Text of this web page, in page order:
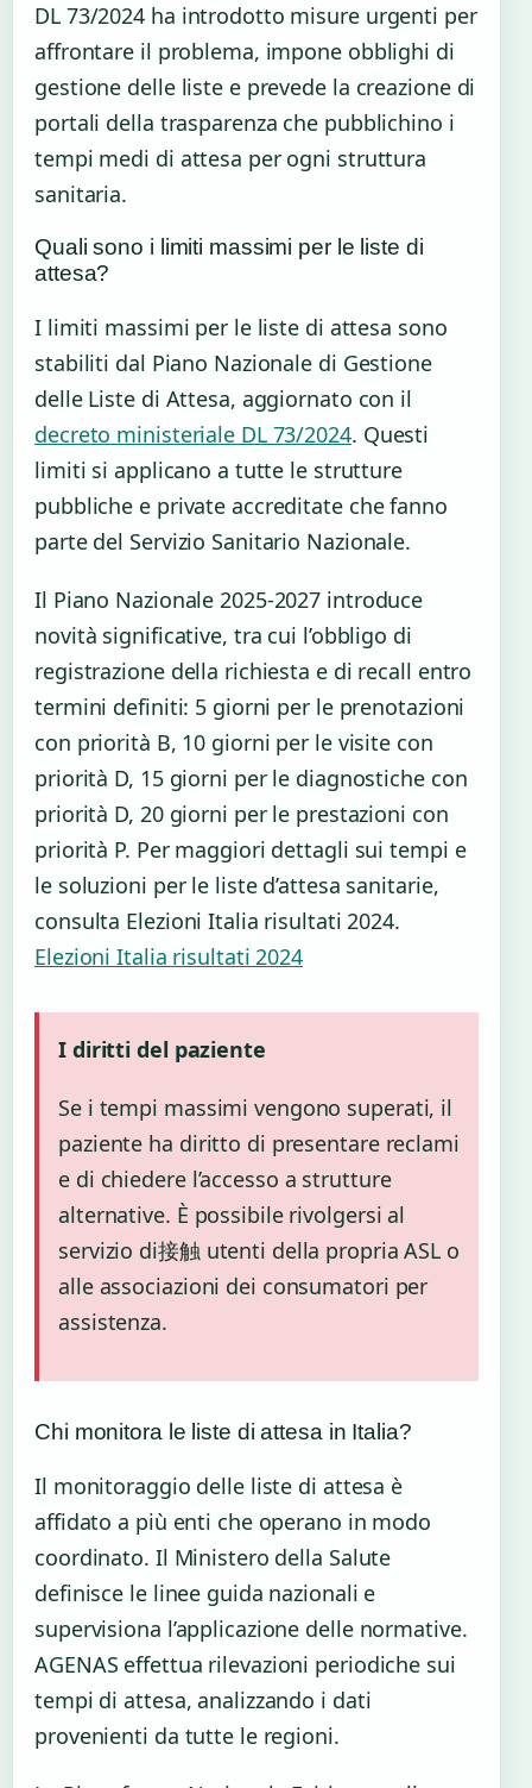
DL 73/2024 ha introdotto misure urgenti per
affrontare il problema, impone obblighi di
gestione delle liste e prevede la creazione di
portali della trasparenza che pubblichino i
tempi medi di attesa per ogni struttura
sanitaria.
Quali sono i limiti massimi per le liste di
attesa?
I limiti massimi per le liste di attesa sono
stabiliti dal Piano Nazionale di Gestione
delle Liste di Attesa, aggiornato con il
decreto ministeriale DL 73/2024. Questi
limiti si applicano a tutte le strutture
pubbliche e private accreditate che fanno
parte del Servizio Sanitario Nazionale.
Il Piano Nazionale 2025-2027 introduce
novità significative, tra cui l’obbligo di
registrazione della richiesta e di recall entro
termini definiti: 5 giorni per le prenotazioni
con priorità B, 10 giorni per le visite con
priorità D, 15 giorni per le diagnostiche con
priorità D, 20 giorni per le prestazioni con
priorità P. Per maggiori dettagli sui tempi e
le soluzioni per le liste d’attesa sanitarie,
consulta Elezioni Italia risultati 2024.
Elezioni Italia risultati 2024
I diritti del paziente
Se i tempi massimi vengono superati, il
paziente ha diritto di presentare reclami
e di chiedere l’accesso a strutture
alternative. È possibile rivolgersi al
servizio di接触 utenti della propria ASL o
alle associazioni dei consumatori per
assistenza.
Chi monitora le liste di attesa in Italia?
Il monitoraggio delle liste di attesa è
affidato a più enti che operano in modo
coordinato. Il Ministero della Salute
definisce le linee guida nazionali e
supervisiona l’applicazione delle normative.
AGENAS effettua rilevazioni periodiche sui
tempi di attesa, analizzando i dati
provenienti da tutte le regioni.